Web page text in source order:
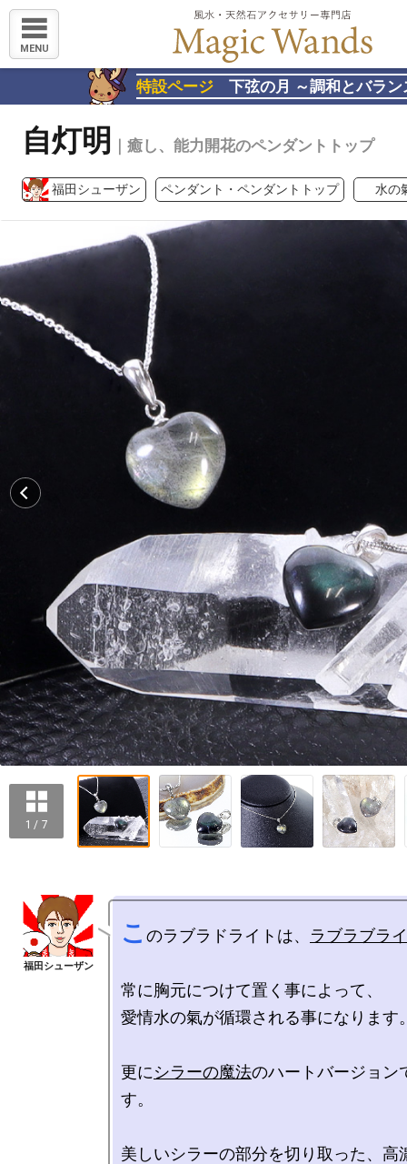
MENU
特設ページ 下弦の月 ～調和とバラン
自灯明 ｜癒し、能力開花のペンダントトップ
福田シューザン ペンダント・ペンダントトップ 水の
1 / 7
こ のラブラドライトは、 ラブラブラ
常に胸元につけて置く事によって、
愛情水の氣が循環される事になります
更にシラーの魔法のハートバージョン
す。
美しいシラーの部分を切り取った、高